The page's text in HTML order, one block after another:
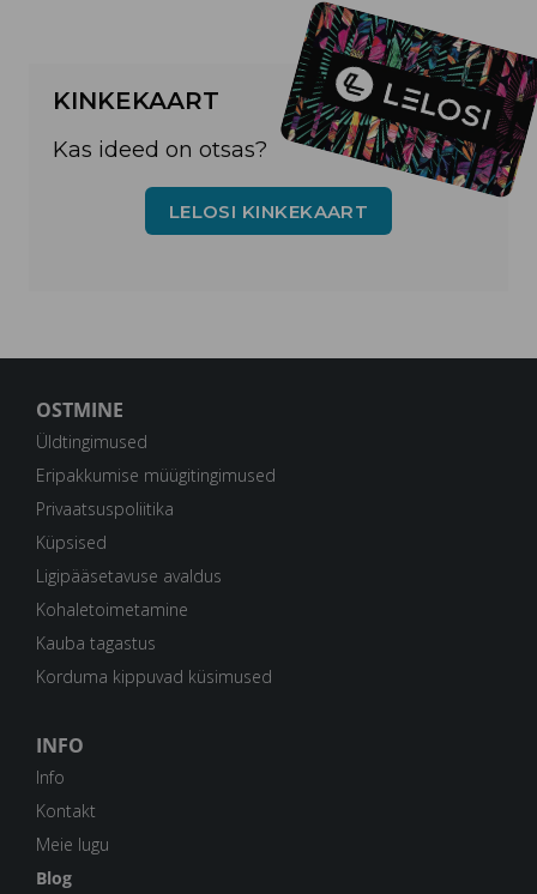
KINKEKAART
Kas ideed on otsas?
LELOSI KINKEKAART
OSTMINE
Üldtingimused
Eripakkumise müügitingimused
Privaatsuspoliitika
Küpsised
Ligipääsetavuse avaldus
Kohaletoimetamine
Kauba tagastus
Korduma kippuvad küsimused
INFO
Info
Kontakt
Meie lugu
Blog